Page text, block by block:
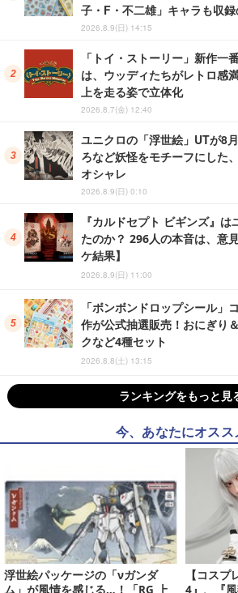
子・F・不二雄」キャラも収
2026.8.9(日) 14:15
「トイ・ストーリー」新作一
は、ウッディたちがレトロ感
上を走る姿で立体化
2026.8.7(金) 12:40
ユニクロの「浮世絵」UTが8
ろなど妖怪をモチーフにした
オシャレ
2026.8.9(日) 0:10
『カルドセプト ビギンズ』は
たのか？ 296人の本音は、意
ケ結果】
2026.8.9(日) 11:00
「ボンボンドロップシール」
作が公式抽選販売！おにぎり
クなど4種セット
2026.8.8(土) 13:15
ランキングをもっと見
今、あなたにオスス
浮世絵パッケージの「νガンダ
ム」が風情を感じる…！「RG 上
【コスプ
4』、『